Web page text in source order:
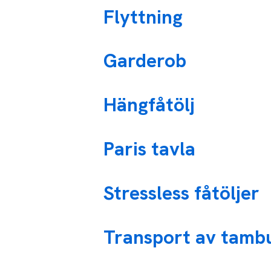
Flyttning
Garderob
Hängfåtölj
Paris tavla
Stressless fåtöljer
Transport av